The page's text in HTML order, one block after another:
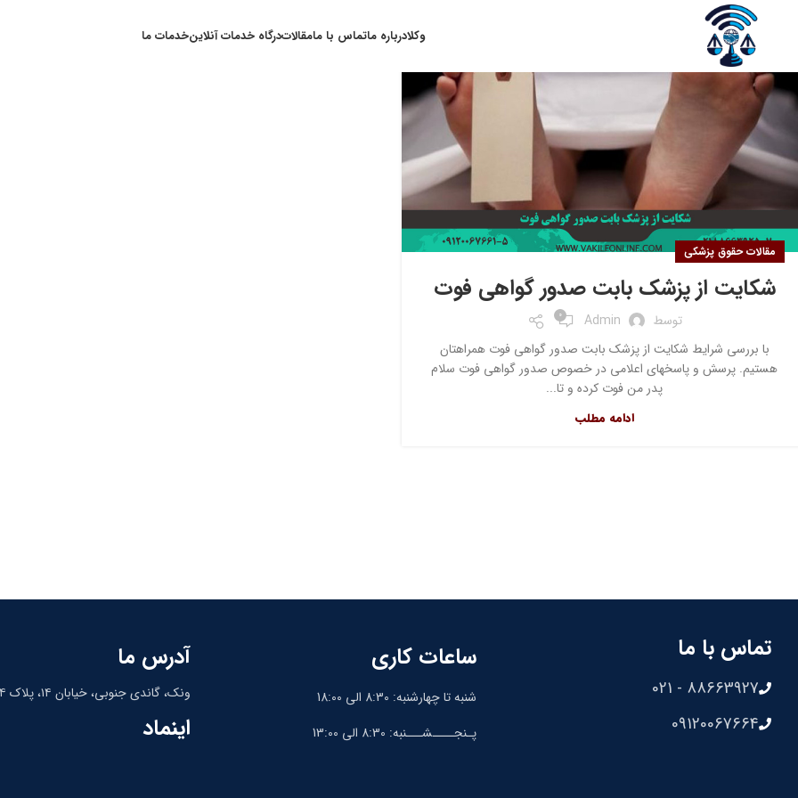
وکلادرباره ماتماس با مامقالاتدرگاه خدمات آنلاینخدمات ما
مقالات حقوق پزشکی
شکایت از پزشک بابت صدور گواهی فوت
توسط Admin
0
با بررسی شرایط شکایت از پزشک بابت صدور گواهی فوت همراهتان
هستیم. پرسش و پاسخهای اعلامی در خصوص صدور گواهی فوت سلام
پدر من فوت کرده و تا...
ادامه مطلب
تماس با ما
88663927 - 021
09120067664
ساعات کاری
شنبه تا چهارشنبه: 8:30 الی 18:00
پـنجــــشـــنبه: 8:30 الی 13:00
آدرس ما
ونک، گاندی جنوبی، خیابان ۱۴، پلاک ۱۴، واحد ۹
اینماد